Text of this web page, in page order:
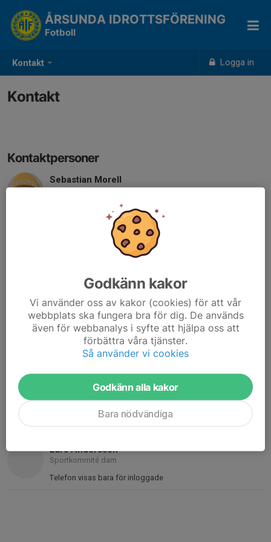
Kontakt Logga in
ÅRSUNDA IDROTTSFÖRENING
Fotboll
Kontakt
Kontaktpersoner
Sebastian Morell
Kassör
esau.morell@gmail.com
Mobil visas bara för inloggade
Rasmus Andersson
Sportkommité herr
073-035 21 25
E-post visas bara för inloggade
Hampus Haaranen
Lars Andersson
Sportkommité dam
Telefon visas bara för inloggade
Godkänn kakor
Vi använder oss av kakor (cookies) för att vår
webbplats ska fungera bra för dig. De används
även för webbanalys i syfte att hjälpa oss att
förbättra våra tjänster.
Så använder vi cookies
Godkänn alla kakor
Bara nödvändiga